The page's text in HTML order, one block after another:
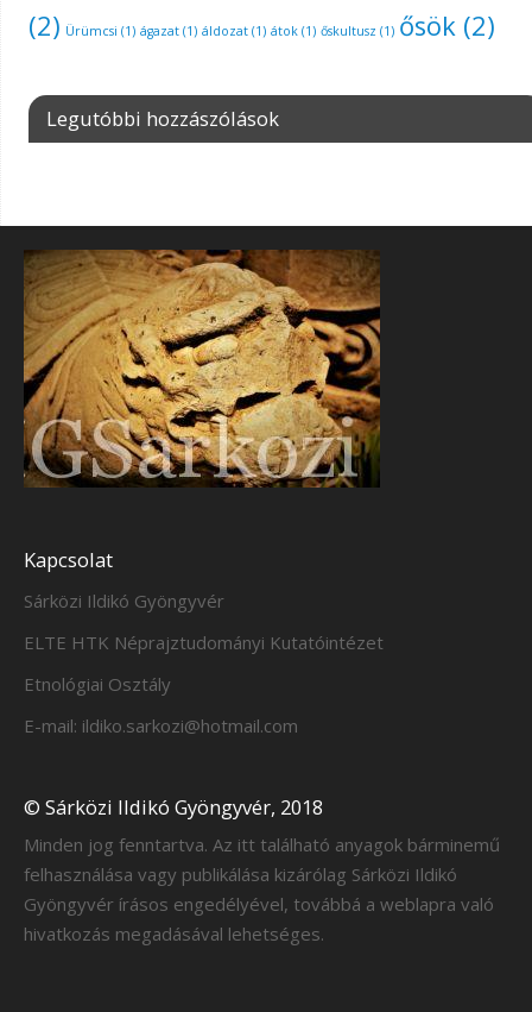
(2) Ürümcsi (1) ágazat(1) áldozat(1) átok(1) őskultusz (1) ősök(2)
Legutóbbi hozzászólások
Kapcsolat
Sárközi Ildikó Gyöngyvér
ELTE HTK Néprajztudományi Kutatóintézet
Etnológiai Osztály
E-mail: ildiko.sarkozi@hotmail.com
© Sárközi Ildikó Gyöngyvér, 2018
Minden jog fenntartva. Az itt található anyagok bárminemű
felhasználása vagy publikálása kizárólag Sárközi Ildikó
Gyöngyvér írásos engedélyével, továbbá a weblapra való
hivatkozás megadásával lehetséges.